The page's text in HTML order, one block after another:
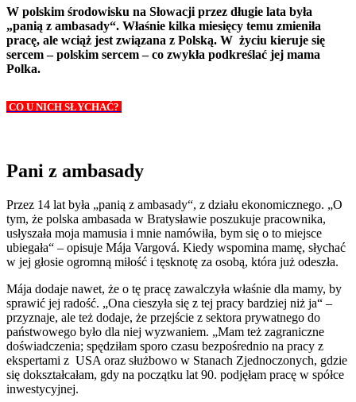
W polskim środowisku na Słowacji przez długie lata była
„panią z ambasady“. Właśnie kilka miesięcy temu zmieniła
pracę, ale wciąż jest związana z Polską. W życiu kieruje się
sercem – polskim sercem – co zwykła podkreślać jej mama
Polka.
CO U NICH SŁYCHAĆ?
Pani z ambasady
Przez 14 lat była „panią z ambasady“, z działu ekonomicznego. „O
tym, że polska ambasada w Bratysławie poszukuje pracownika,
usłyszała moja mamusia i mnie namówiła, bym się o to miejsce
ubiegała“ – opisuje Mája Vargová. Kiedy wspomina mamę, słychać
w jej głosie ogromną miłość i tęsknotę za osobą, która już odeszła.
Mája dodaje nawet, że o tę pracę zawalczyła właśnie dla mamy, by
sprawić jej radość. „Ona cieszyła się z tej pracy bardziej niż ja“ –
przyznaje, ale też dodaje, że przejście z sektora prywatnego do
państwowego było dla niej wyzwaniem. „Mam też zagraniczne
doświadczenia; spędziłam sporo czasu bezpośrednio na pracy z
ekspertami z USA oraz służbowo w Stanach Zjednoczonych, gdzie
się dokształcałam, gdy na początku lat 90. podjęłam pracę w spółce
inwestycyjnej.